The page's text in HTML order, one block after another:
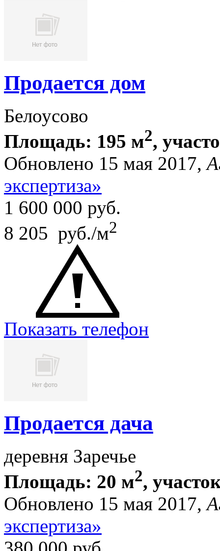
Продается дом
Белоусово
Площадь: 195 м2,
Обновлено 15 мая 2017,
экспертиза»
1 600 000 руб.
8 205 руб./м2
Показать телефон
Продается дача
деревня Заречье
Площадь: 20 м2,
Обновлено 15 мая 2017,
экспертиза»